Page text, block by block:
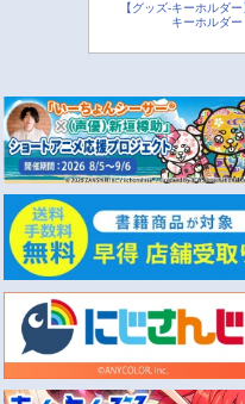
【グッズ-キーホルダ
キーホルダー